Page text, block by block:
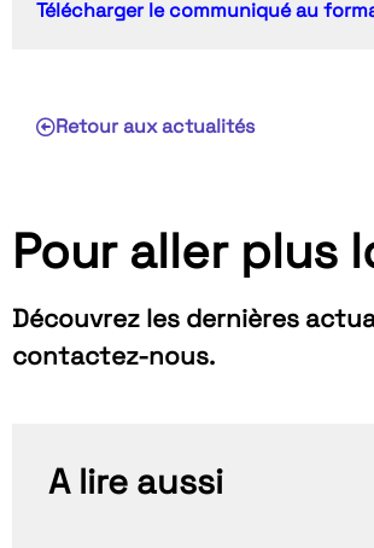
Télécharger le communiqué au
Retour aux actualités
Pour aller plus
Découvrez les dernières
contactez-nous.
A lire aussi